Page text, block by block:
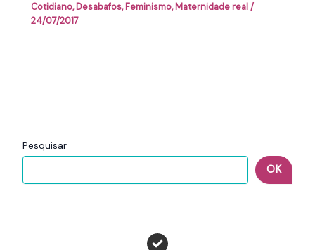
Pesquisar
OK
Cotidiano,Desabafos,Feminismo,Maternidade real/
24/07/2017